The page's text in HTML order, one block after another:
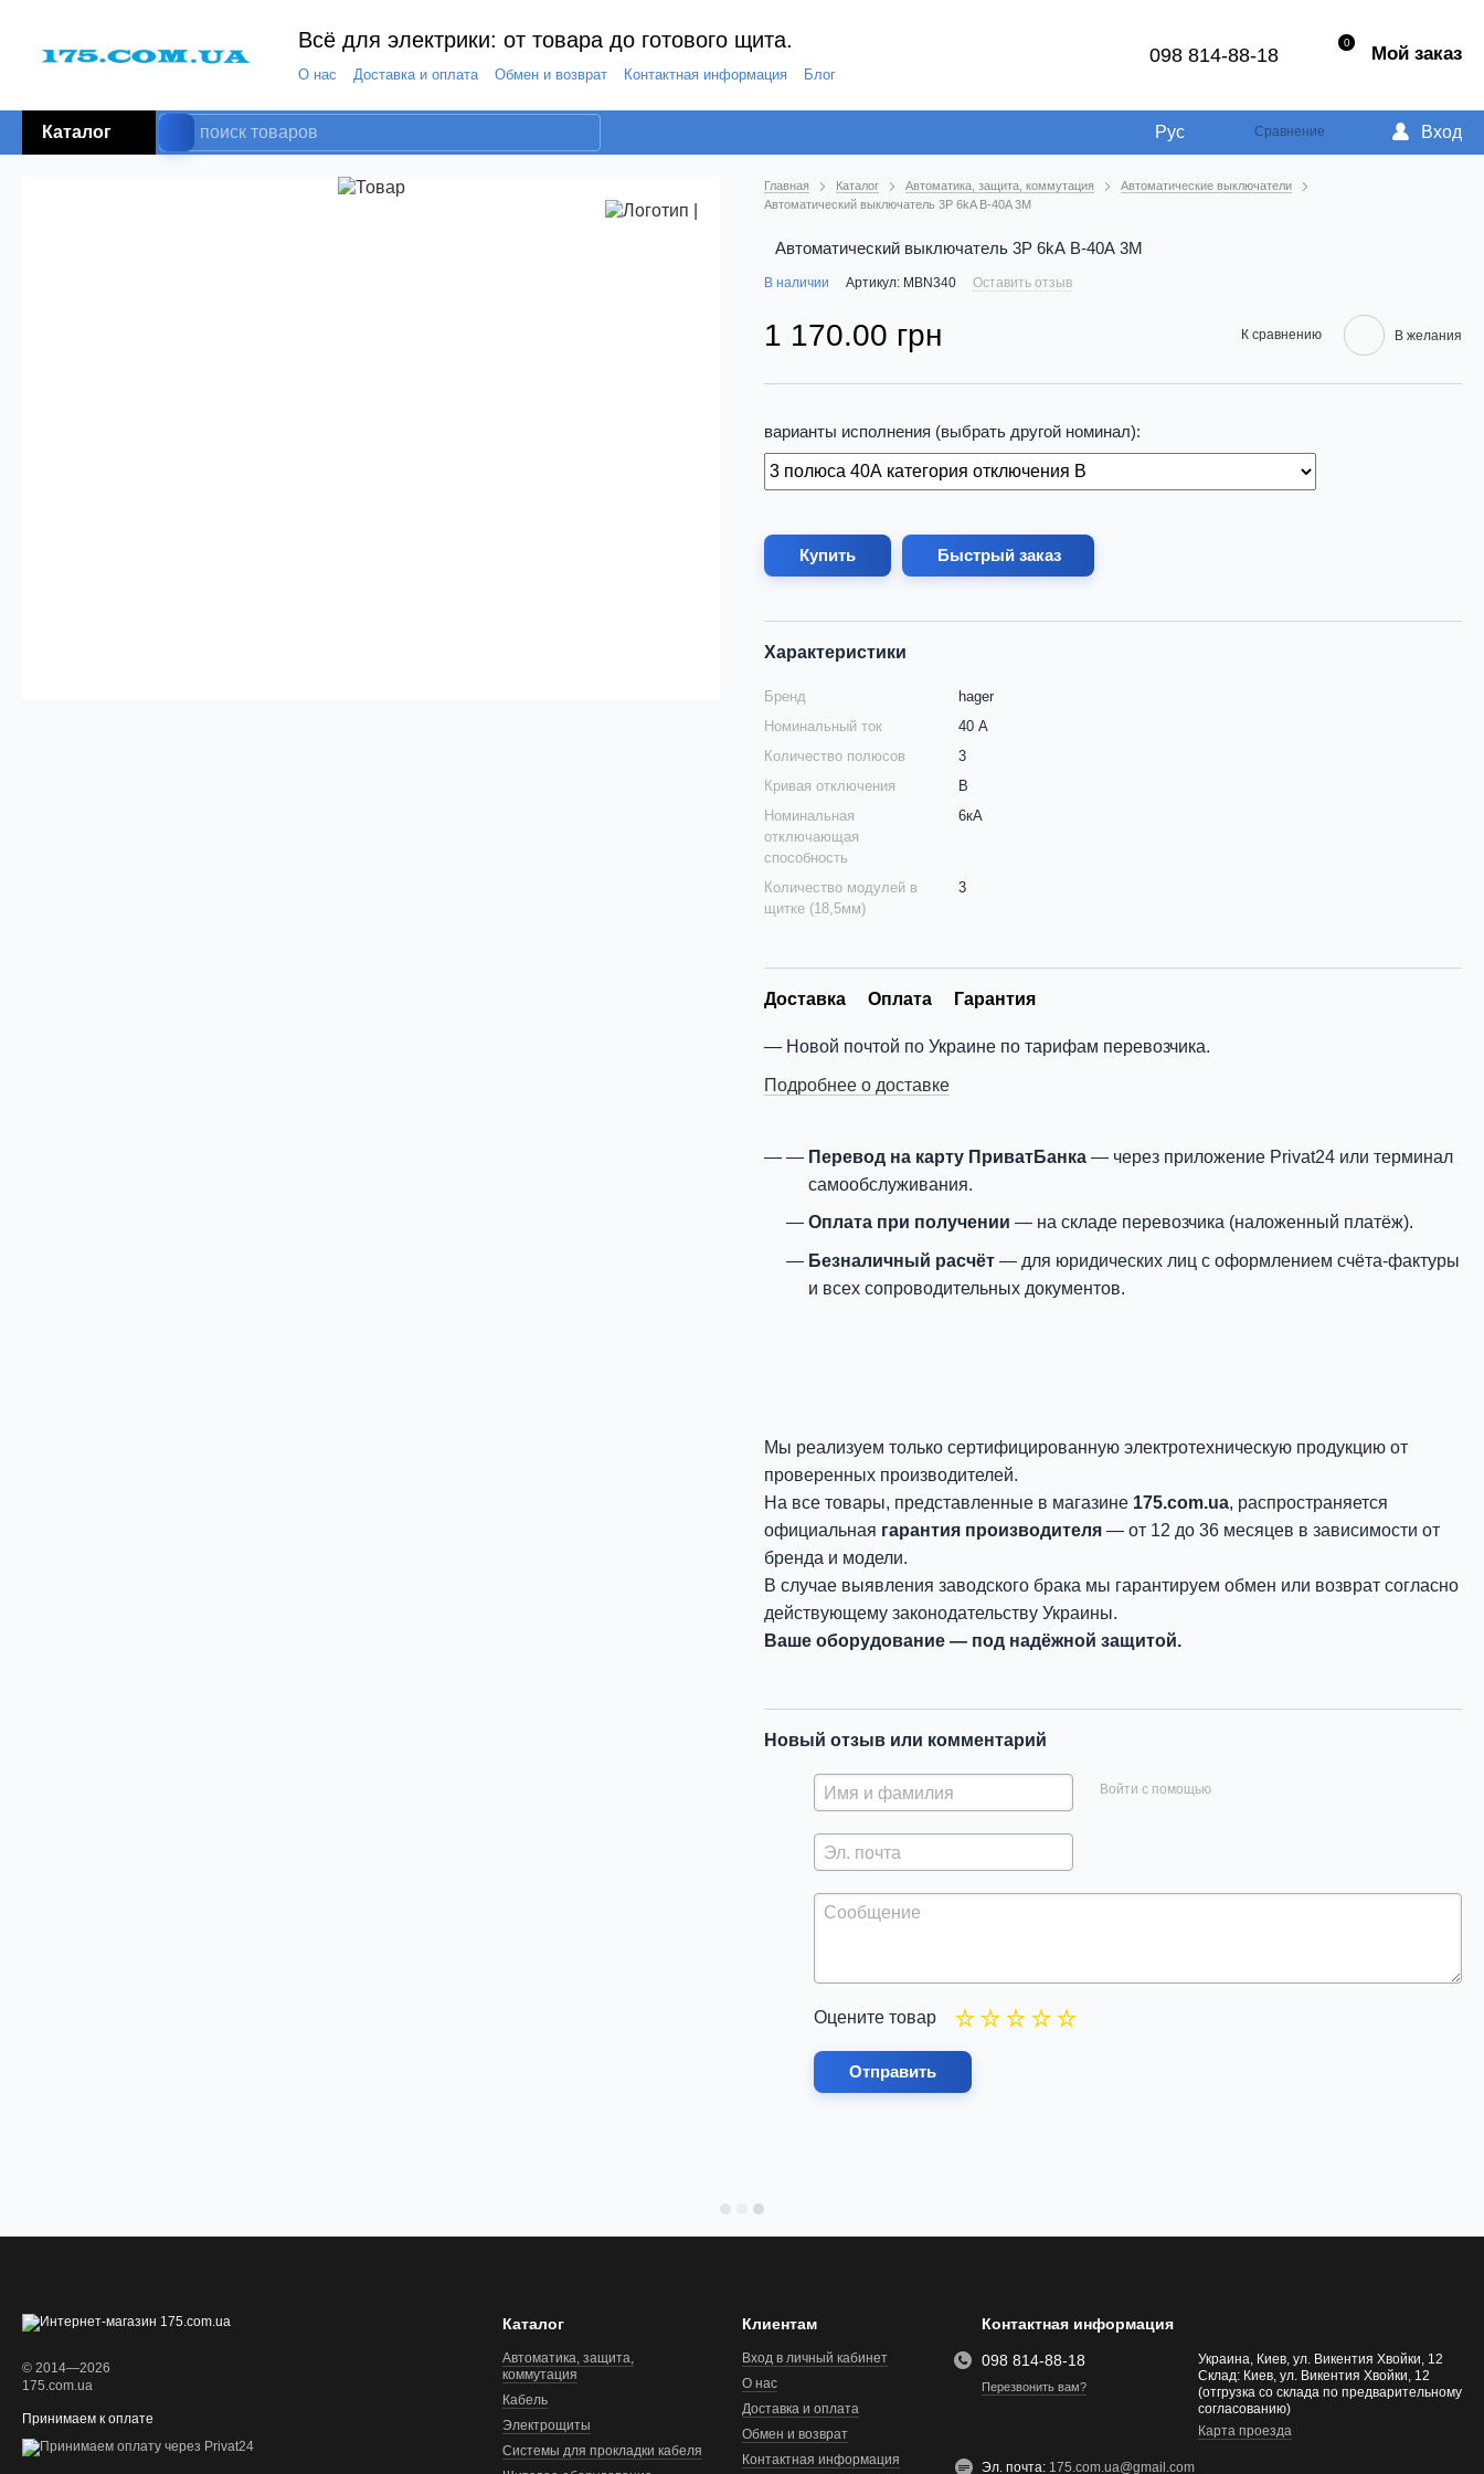
Всё для электрики: от товара до готового щита.
О нас Доставка и оплата Обмен и возврат Контактная информация Блог
098 814-88-18
0 Мой заказ
Каталог Рус Сравнение Вход
Главная Каталог Автоматика, защита, коммутация
Автоматические выключатели
Автоматический выключатель 3P 6kA B-40A 3M
Автоматический выключатель 3P 6kA B-40A 3M
В наличии Артикул: MBN340 Оставить отзыв
1 170.00 грн К сравнению В желания
варианты исполнения (выбрать другой номинал):
Купить Быстрый заказ
Характеристики
Бренд
hager
Номинальный ток
40 А
Количество полюсов
3
Кривая отключения
B
Номинальная
отключающая
способность
6кА
Количество модулей в
щитке (18,5мм)
3
Доставка Оплата Гарантия
Новой почтой по Украине по тарифам перевозчика.
Подробнее о доставке
Перевод на карту ПриватБанка — через приложение Privat24 или терминал
самообслуживания.
Оплата при получении — на складе перевозчика (наложенный платёж).
Безналичный расчёт — для юридических лиц с оформлением счёта-фактуры
и всех сопроводительных документов.
Мы реализуем только сертифицированную электротехническую продукцию от
проверенных производителей.
На все товары, представленные в магазине 175.com.ua, распространяется
официальная гарантия производителя — от 12 до 36 месяцев в зависимости от
бренда и модели.
В случае выявления заводского брака мы гарантируем обмен или возврат согласно
действующему законодательству Украины.
Ваше оборудование — под надёжной защитой.
Новый отзыв или комментарий
Войти с помощью
Оцените товар
Отправить
© 2014—2026
175.com.ua
Принимаем к оплате
Каталог
Автоматика, защита,
коммутация
Кабель
Электрощиты
Системы для прокладки кабеля
Клиентам
Вход в личный кабинет
О нас
Доставка и оплата
Обмен и возврат
Контактная информация
Контактная информация
098 814-88-18
Перезвонить вам?
Украина, Киев, ул. Викентия Хвойки, 12
Склад: Киев, ул. Викентия Хвойки, 12
(отгрузка со склада по предварительному
согласованию)
Карта проезда
Эл. почта: 175.com.ua@gmail.com